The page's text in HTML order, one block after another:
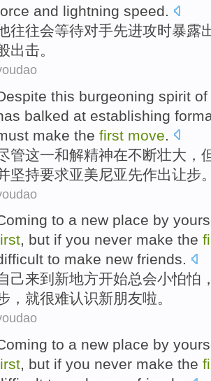
and lightning speed.
往往会等待对手先进攻时暴露
出击。
this burgeoning spirit of
balked at establishing
make the first move
管这一和解精神在不断壮大，
坚持要求亚美尼亚先作出让步
to a new place by
, but if you never make the
to make new friends.
己来到 新地方开始总会小怕怕
， 就很难认识新朋友啦。
to a new place by
, but if you never make the